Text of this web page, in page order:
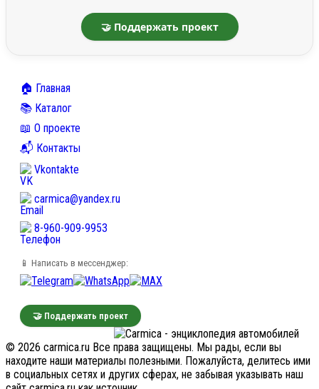
🤝 Поддержать проект
🏠 Главная
📚 Каталог
📖 О проекте
📬 Контакты
Vkontakte
carmica@yandex.ru
8-960-909-9953
📱 Написать в мессенджер:
🤝 Поддержать проект
© 2026 carmica.ru Все права защищены. Мы рады, если вы
находите наши материалы полезными. Пожалуйста, делитесь ими
в социальных сетях и других сферах, не забывая указывать наш